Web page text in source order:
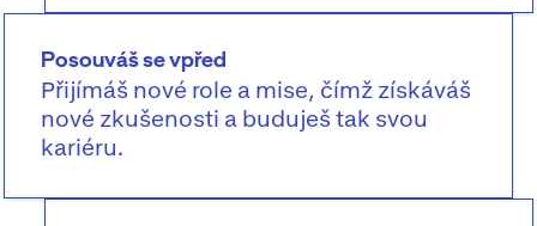
Posouváš se vpřed
Přijímáš nové role a mise, čímž získáváš
nové zkušenosti a buduješ tak svou
kariéru.